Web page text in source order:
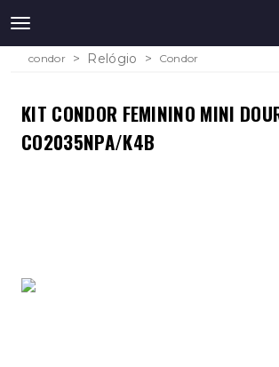
condor Relógio Condor
KIT CONDOR FEMININO MINI
CO2035NPA/K4B